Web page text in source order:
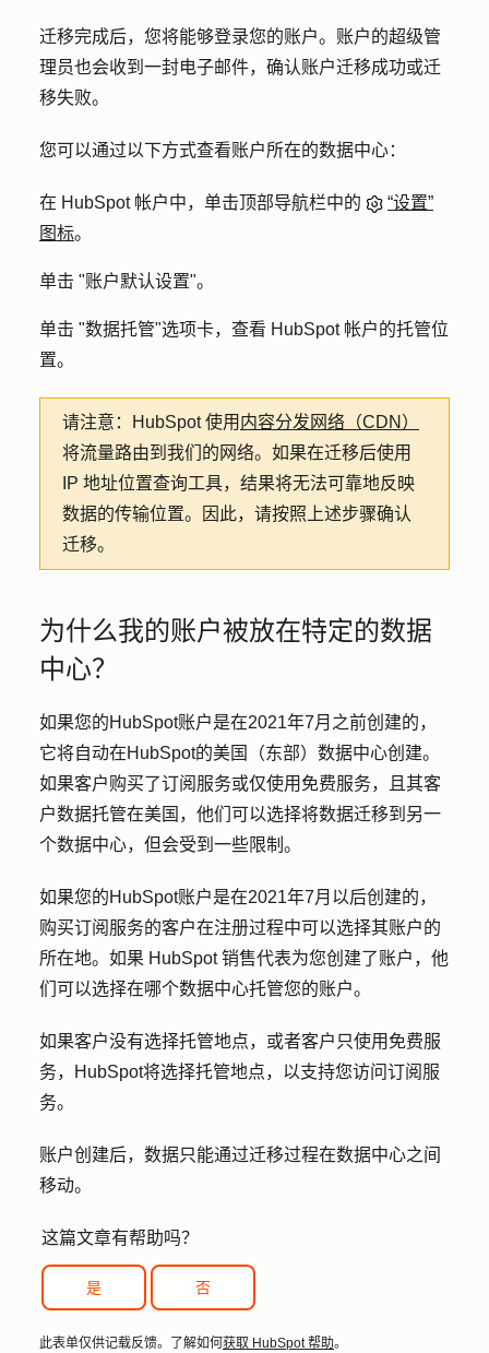
迁移完成后，您将能够登录您的账户。账户的超级管
理员也会收到一封电子邮件，确认账户迁移成功或迁
移失败。
您可以通过以下方式查看账户所在的数据中心：
在 HubSpot 帐户中，单击顶部导航栏中的
“设置”
图标。
单击 "账户默认设置"。
单击 "数据托管"选项卡，查看 HubSpot 帐户的托管位
置。
请注意： HubSpot 使用 内容分发网络（CDN）
将流量路由到我们的网络。如果在迁移后使用
IP 地址位置查询工具，结果将无法可靠地反映
数据的传输位置。因此，请按照上述步骤确认
迁移。
为什么我的账户被放在特定的数据
中心？
如果您的HubSpot账户是在2021年7月之前创建的，
它将自动在HubSpot的美国（东部）数据中心创建。
如果客户购买了订阅服务或仅使用免费服务，且其客
户数据托管在美国，他们可以选择将数据迁移到另一
个数据中心，但会受到一些限制。
如果您的HubSpot账户是在2021年7月以后创建的，
购买订阅服务的客户在注册过程中可以选择其账户的
所在地。如果 HubSpot 销售代表为您创建了账户，他
们可以选择在哪个数据中心托管您的账户。
如果客户没有选择托管地点，或者客户只使用免费服
务，HubSpot将选择托管地点，以支持您访问订阅服
务。
账户创建后，数据只能通过迁移过程在数据中心之间
移动。
这篇文章有帮助吗？
是 否
此表单仅供记载反馈。了解如何 获取 HubSpot 帮助。